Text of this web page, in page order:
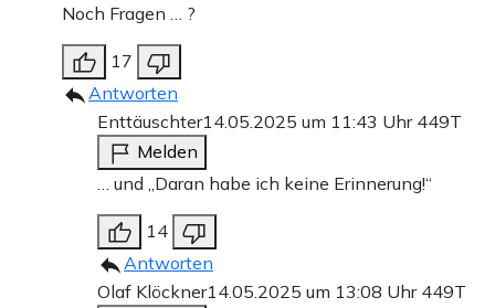
Noch Fragen … ?
17
Antworten
Enttäuschter14.05.2025 um 11:43 Uhr 449T
Melden
… und „Daran habe ich keine Erinnerung!“
14
Antworten
Olaf Klöckner14.05.2025 um 13:08 Uhr 449T